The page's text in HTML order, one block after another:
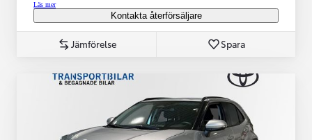
Läs mer
Kontakta återförsäljare
Jämförelse Spara